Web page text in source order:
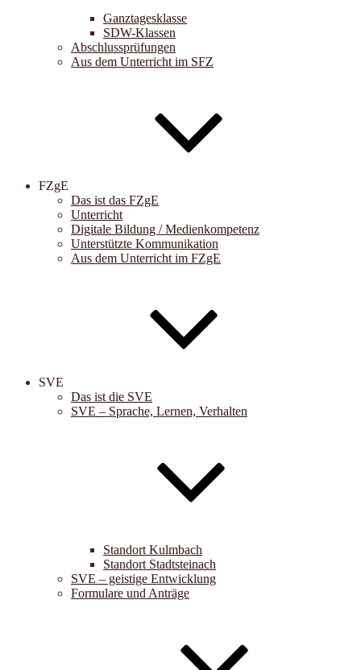
Ganztagesklasse
SDW-Klassen
Abschlussprüfungen
Aus dem Unterricht im SFZ
FZgE
Das ist das FZgE
Unterricht
Digitale Bildung / Medienkompetenz
Unterstützte Kommunikation
Aus dem Unterricht im FZgE
SVE
Das ist die SVE
SVE – Sprache, Lernen, Verhalten
Standort Kulmbach
Standort Stadtsteinach
SVE – geistige Entwicklung
Formulare und Anträge